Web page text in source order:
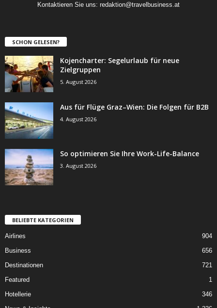
Kontaktieren Sie uns: redaktion@travelbusiness.at
SCHON GELESEN?
Kojencharter: Segelurlaub für neue
Zielgruppen
5. August 2026
Aus für Flüge Graz–Wien: Die Folgen für B2B
4. August 2026
So optimieren Sie Ihre Work-Life-Balance
3. August 2026
BELIEBTE KATEGORIEN
Airlines
904
Business
656
Destinationen
721
Featured
1
Hotellerie
346